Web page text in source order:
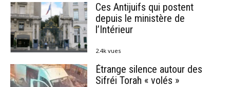
Ces Antijuifs qui postent
depuis le ministère de
l’Intérieur
2.4k vues
Étrange silence autour des
Sifréi Torah « volés »